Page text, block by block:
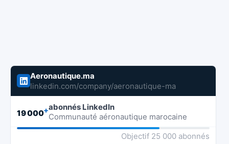
Aeronautique.ma
linkedin.com/company/aeronautique-ma
19 000+abonnés LinkedIn
Communauté aéronautique marocaine
Objectif 25 000 abonnés